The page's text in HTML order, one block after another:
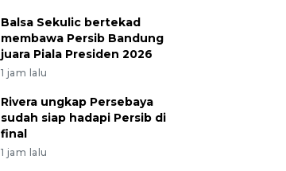
Balsa Sekulic bertekad
membawa Persib Bandung
juara Piala Presiden 2026
1 jam lalu
Rivera ungkap Persebaya
sudah siap hadapi Persib di
final
1 jam lalu